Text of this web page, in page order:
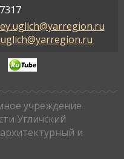
учреждение
Угличский
и